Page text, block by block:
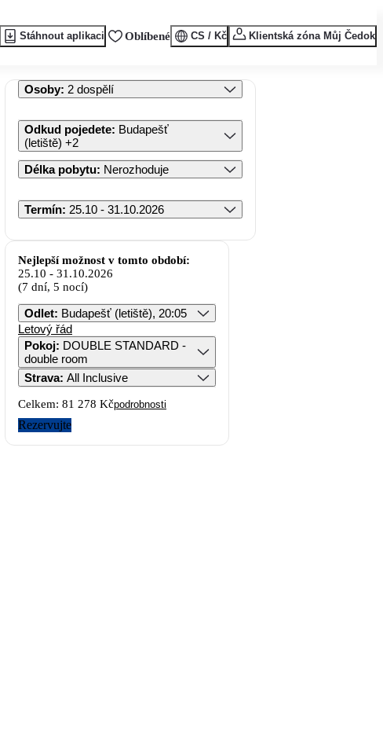
Stáhnout aplikaci Oblíbené CS / Kč Klientská zóna Můj Čedok
Osoby: 2 dospělí
Odkud pojedete: Budapešť
(letiště) +2
Délka pobytu: Nerozhoduje
Termín: 25.10 - 31.10.2026
Nejlepší možnost v tomto období:
25.10 - 31.10.2026
(7 dní, 5 nocí)
Odlet: Budapešť (letiště), 20:05
Letový řád
Pokoj: DOUBLE STANDARD -
double room
Strava: All Inclusive
Celkem: 81 278 Kčpodrobnosti
Rezervujte